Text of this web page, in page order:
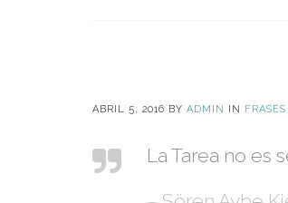
ABRIL 5, 2016 BY ADMIN IN FRASES
La Tarea no es